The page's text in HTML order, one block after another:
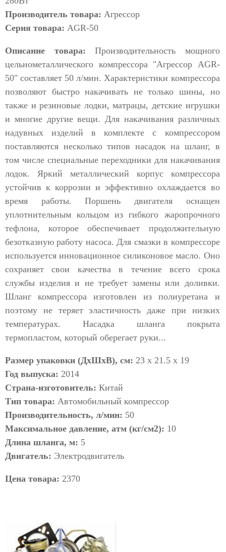
Производитель товара: Агрессор
Серия товара: AGR-50
Описание товара: Производительность мощного
цельнометаллического компрессора "Агрессор AGR-
50" составляет 50 л/мин. Характеристики компрессора
позволяют быстро накачивать не только шины, но
также и резиновые лодки, матрацы, детские игрушки
и многие другие вещи. Для накачивания различных
надувных изделий в комплекте с компрессором
поставляются несколько типов насадок на шланг, в
том числе специальные переходники для накачивания
лодок. Яркий металлический корпус компрессора
устойчив к коррозии и эффективно охлаждается во
время работы. Поршень двигателя оснащен
уплотнительным кольцом из гибкого жаропрочного
тефлона, которое обеспечивает продолжительную
безотказную работу насоса. Для смазки в компрессоре
используется инновационное силиконовое масло. Оно
сохраняет свои качества в течение всего срока
службы изделия и не требует замены или доливки.
Шланг компрессора изготовлен из полиуретана и
поэтому не теряет эластичность даже при низких
температурах. Насадка шланга покрыта
термопластом, который оберегает руки...
Размер упаковки (ДхШхВ), см: 23 x 21.5 x 19
Год выпуска: 2014
Страна-изготовитель: Китай
Тип товара: Автомобильный компрессор
Производительность, л/мин: 50
Максимальное давление, атм (кг/см2): 10
Длина шланга, м: 5
Двигатель: Электродвигатель
Цена товара: 2370